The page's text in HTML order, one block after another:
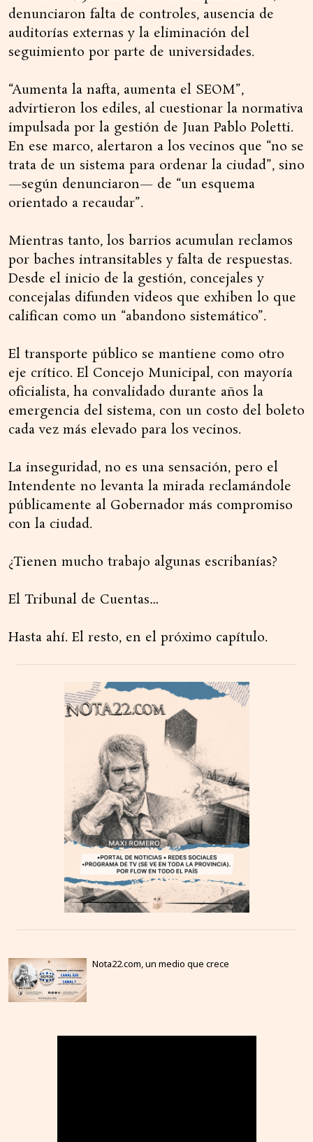
denunciaron falta de controles, ausencia de
auditorías externas y la eliminación del
seguimiento por parte de universidades.
“Aumenta la nafta, aumenta el SEOM”,
advirtieron los ediles, al cuestionar la normativa
impulsada por la gestión de Juan Pablo Poletti.
En ese marco, alertaron a los vecinos que “no se
trata de un sistema para ordenar la ciudad”, sino
—según denunciaron— de “un esquema
orientado a recaudar”.
Mientras tanto, los barrios acumulan reclamos
por baches intransitables y falta de respuestas.
Desde el inicio de la gestión, concejales y
concejalas difunden videos que exhiben lo que
califican como un “abandono sistemático”.
El transporte público se mantiene como otro
eje crítico. El Concejo Municipal, con mayoría
oficialista, ha convalidado durante años la
emergencia del sistema, con un costo del boleto
cada vez más elevado para los vecinos.
La inseguridad, no es una sensación, pero el
Intendente no levanta la mirada reclamándole
públicamente al Gobernador más compromiso
con la ciudad.
¿Tienen mucho trabajo algunas escribanías?
El Tribunal de Cuentas…
Hasta ahí. El resto, en el próximo capítulo.
Nota22.com, un medio que crece